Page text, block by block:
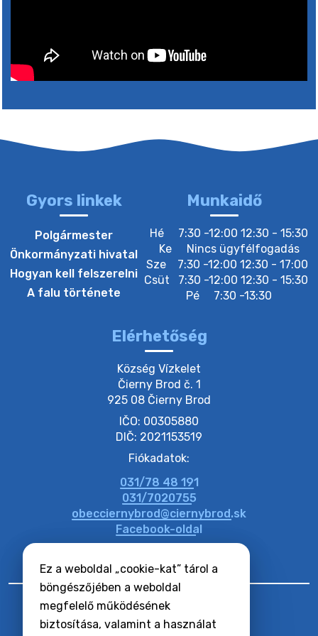
Ez a weboldal „cookie-kat” tárol a
böngészőjében a weboldal
megfelelő működésének
biztosítása, valamint a használat
2. augusztus 2026 15:30
20. július 2026 12:40
20. július 2026 12:38
20. július 2026 11:51
20. július 2026 11:31
Gyors linkek
Polgármester
Önkormányzati hivatal
Hogyan kell felszerelni
A falu története
Munkaidő
Hé
7:30 -12:00 12:30 - 15:30
Ke
Nincs ügyfélfogadás
Sze
7:30 -12:00 12:30 - 17:00
Csüt
7:30 -12:00 12:30 - 15:30
Pé
7:30 -13:30
Elérhetőség
Község Vízkelet
Čierny Brod č. 1
925 08 Čierny Brod
IČO: 00305880
DIČ: 2021153519
Fiókadatok:
031/78 48 191
031/7020755
obecciernybrod@ciernybrod.sk
Facebook-oldal